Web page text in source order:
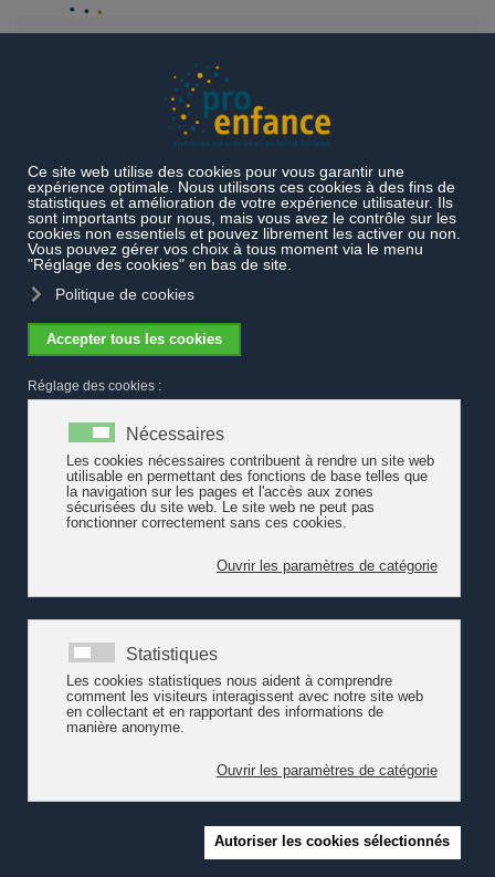
14 juin - Secteur de l'enfance en grève
14 juin - Secteur de l'enfance en grève
Cet article recense quelques actions transmises à
en lien avec la grève des femmes du 14 juin 2019 et qui
concernent plus spécifiquement le secteur de l'enfance.
Certaines structures d'accueil proposent de sensibiliser les
stéréotypes de genre avec les enfants car il s'agit de rester
disponible afin de soutenir les familles. D'autres feront grève afin
de faire entendre leurs revendications.
Genève - accueil de la petite enfance
enfance se mettent en grève le 14 juin 2019, dans le canton de
Genève. Parce que les discriminations perdurent. Parce que les
métiers dits « féminins » comme ceux de la petite enfance sont
dévalorisés. Parce que la répartition des tâches reste
déséquilibrée.
Le personnel des structures d’accueil de la petite enfance est
partiel. Les moyens mis à disposition des institutions sont
insuffisants, ce qui a des conséquences importantes sur les
conditions de travail et de salaire. Faute de places de formation
en suffisance et en qualité, la pénurie d’éducateurs et
d'éducatrices de l’enfance impacte négativement la qualité de leur
travail et de leur santé. Le personnel souffre d’un manque de